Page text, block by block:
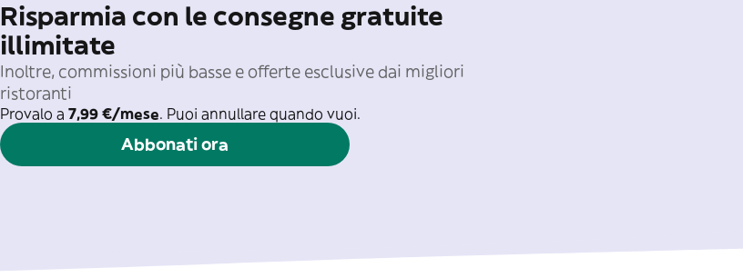
Risparmia con le consegne gratuite
illimitate
Inoltre, commissioni più basse e offerte esclusive dai migliori
ristoranti
Provalo a 7,99 €/mese. Puoi annullare quando vuoi.
Abbonati ora